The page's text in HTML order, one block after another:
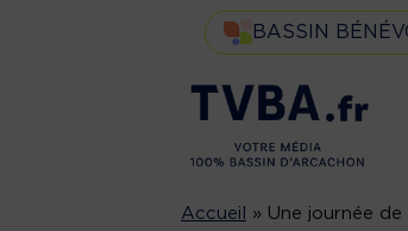
BASSIN
Accueil » Une journée